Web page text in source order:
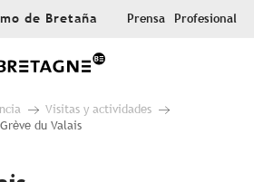
de Bretaña Prensa Profesional
Visitas y actividades
Grève du Valais